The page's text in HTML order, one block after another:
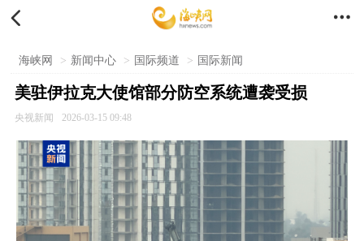
 
海峡网 > 新闻中心 > 国际频道 > 国际新闻
美驻伊拉克大使馆部分防空系统遭袭受损
央视新闻 2026-03-15 09:48